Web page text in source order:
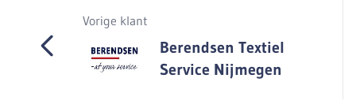
Vorige klant
Berendsen Textiel
Service Nijmegen